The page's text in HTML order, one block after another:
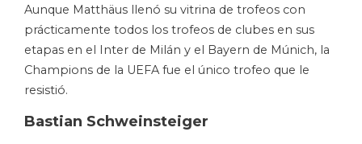
Aunque Matthäus llenó su vitrina de trofeos con
prácticamente todos los trofeos de clubes en sus
etapas en el Inter de Milán y el Bayern de Múnich, la
Champions de la UEFA fue el único trofeo que le
resistió.
Bastian Schweinsteiger